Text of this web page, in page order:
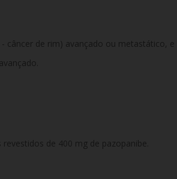
- câncer de rim) avançado ou metastático, e
de 400 mg de pazopanibe.